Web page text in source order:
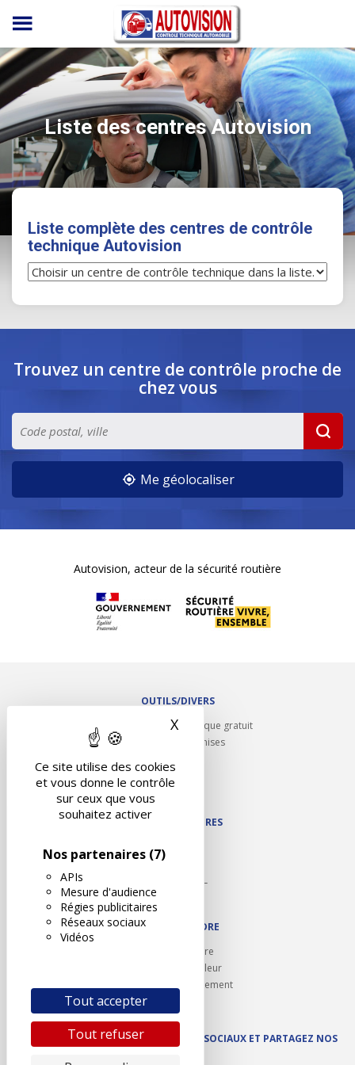
Panneau de gestion des cookies
Ce site utilise des cookies
et vous donne le contrôle
sur ceux que vous
souhaitez activer
Nos partenaires (7)
APIs
Mesure d'audience
Régies publicitaires
Réseaux sociaux
Vidéos
Tout accepter
Tout refuser
X Masquer le bandeau des
Liste des centres Autovision
Liste complète des centres de contrôle
technique Autovision
Trouvez un centre de contrôle proche de
chez vous
Me géolocaliser
Autovision, acteur de la sécurité routière
OUTILS/DIVERS
Rappel contrôle technique gratuit
Partenariats/Remises
Contact
NOS PARTENAIRES
Autodidact
Karoil
Autovision PL
Motovision
NOUS REJOINDRE
Ouvrir un centre
Devenez contrôleur
Carrières et recrutement
SUIVEZ AUTOVISION SUR LES RÉSEAUX SOCIAUX ET PARTAGEZ NOS